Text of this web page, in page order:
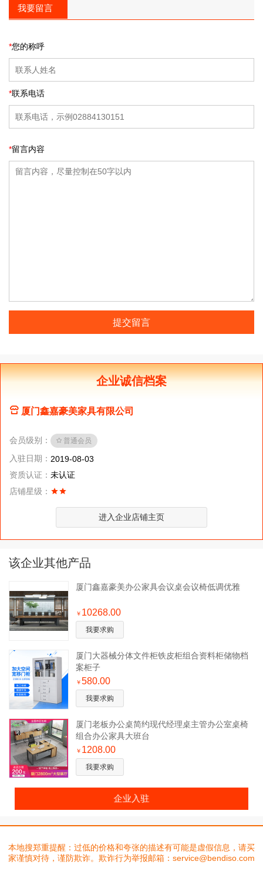
我要留言
*您的称呼
*联系电话
*留言内容
提交留言
企业诚信档案
厦门鑫嘉豪美家具有限公司
会员级别： 普通会员
入驻日期： 2019-08-03
资质认证： 未认证
店铺星级：
进入企业店铺主页
该企业其他产品
厦门鑫嘉豪美办公家具会议桌会议椅低调优雅
￥ 10268.00
我要求购
厦门大器械分体文件柜铁皮柜组合资料柜储物档
案柜子
￥580.00
我要求购
厦门老板办公桌简约现代经理桌主管办公室桌椅
组合办公家具大班台
￥ 1208.00
我要求购
企业入驻
本地搜郑重提醒：过低的价格和夸张的描述有可能是虚假信息，请买
家谨慎对待，谨防欺诈。欺诈行为举报邮箱：service@bendiso.com